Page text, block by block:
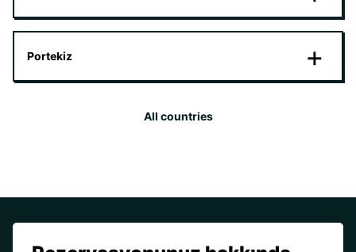
Portekiz
All countries